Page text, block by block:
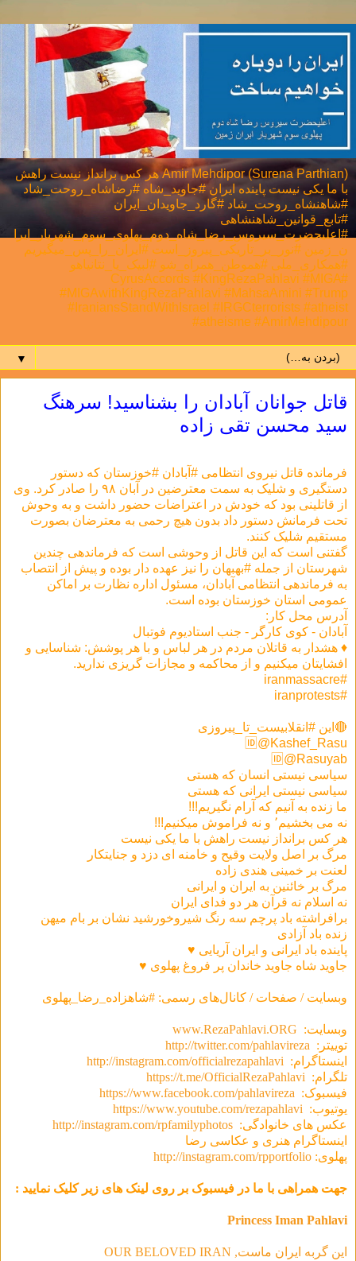
Amir Mehdipor (Surena Parthian) هر كس برانداز نيست راهش
با ما يكی نيست پاینده ایران #جاوید_شاه #رضاشاه_روحت_شاد
#شاهنشاه_روحت_شاد #گارد_جاویدان_ایران
#تابع_قوانین_شاهنشاهی
#اعلیحضرت_سیروس_رضا_شاه_دوم_پهلوی_سوم_شهریار_ایرا
ن_زمین #نور_بر_تاریکی_پیروز_است #ایران_را_پس_میگیریم
#همکاری_ملی⁩ #هموطن_همراه_شو #لبیک_یا_نتانیاهو
#CyrusAccords #KingRezaPahlavi #MIGA
#MIGAwithKingRezaPahlavi #MahsaAmini #Trump
#IraniansStandWithIsrael #IRGCterrorists #atheist
#atheisme #AmirMehdipour
▼
قاتل جوانان آبادان را بشناسید! سرهنگ
سید محسن تقی زاده
فرمانده قاتل نیروی انتظامی #آبادان #خوزستان که دستور
دستگیری و شلیک به سمت معترضین در آبان ۹۸ را صادر کرد. وی
از قاتلینی بود که خودش در اعتراضات حضور داشت و به وحوش
تحت فرمانش دستور داد بدون هیچ رحمی به معترضان بصورت
مستقیم شلیک کنند.
گفتنی است که این قاتل از وحوشی است که فرماندهی چندین
شهرستان از جمله #بهبهان را نیز عهده دار بوده و پیش از انتصاب
به فرماندهی انتظامی آبادان، مسئول اداره نظارت بر اماکن
عمومی استان خوزستان بوده است.
آدرس محل کار:
آبادان - کوی کارگر - جنب استادیوم فوتبال
♦️ هشدار به قاتلان مردم در هر لباس و با هر پوشش: شناسایی و
افشایتان میکنیم و از محاکمه و مجازات گریزی ندارید.
#iranmassacre
#iranprotests
🔴این #انقلابیست_تا_پیروزی
🆔@Kashef_Rasu
🆔@Rasuyab
سیاسی نیستی انسان که هستی
سیاسی نیستی ایرانی که هستی
ما زنده به آنیم که آرام نگیریم!!!
نه می بخشیم٬ و نه فراموش میکنیم!!!
هر كس برانداز نيست راهش با ما يكی نيست
مرگ بر اصل ولايت وقيح و خامنه ای دزد و جنايتكار
لعنت بر خمينی هندی زاده
مرگ بر خائنين به ايران و ايرانی
نه اسلام نه قرآن هر دو فدای ایران
برافراشته باد پرچم سه رنگ شیروخورشید نشان بر بام میهن
زنده باد آزادى
پاينده باد ایرانی و ايران آريايی ♥
جاوید شاه جاوید خاندان پر فروغ پهلوی ♥
وبسایت / صفحات / کانال‌های رسمی: #شاهزاده_رضا_پهلوی
وبسایت: www.RezaPahlavi.ORG
توییتر: http://twitter.com/pahlavireza
اینستاگرام: http://instagram.com/officialrezapahlavi
تلگرام: https://t.me/OfficialRezaPahlavi
فیسبوک: https://www.facebook.com/pahlavireza
یوتیوب: https://www.youtube.com/rezapahlavi
عکس های خانوادگی: http://instagram.com/rpfamilyphotos
اینستاگرام هنری و عکاسی رضا
پهلوی: http://instagram.com/rpportfolio
جهت همراهی با ما در فیسبوک بر روی لینک های زیر کلیک نمایید :
Princess Iman Pahlavi
این گربه ایران ماست, OUR BELOVED IRAN